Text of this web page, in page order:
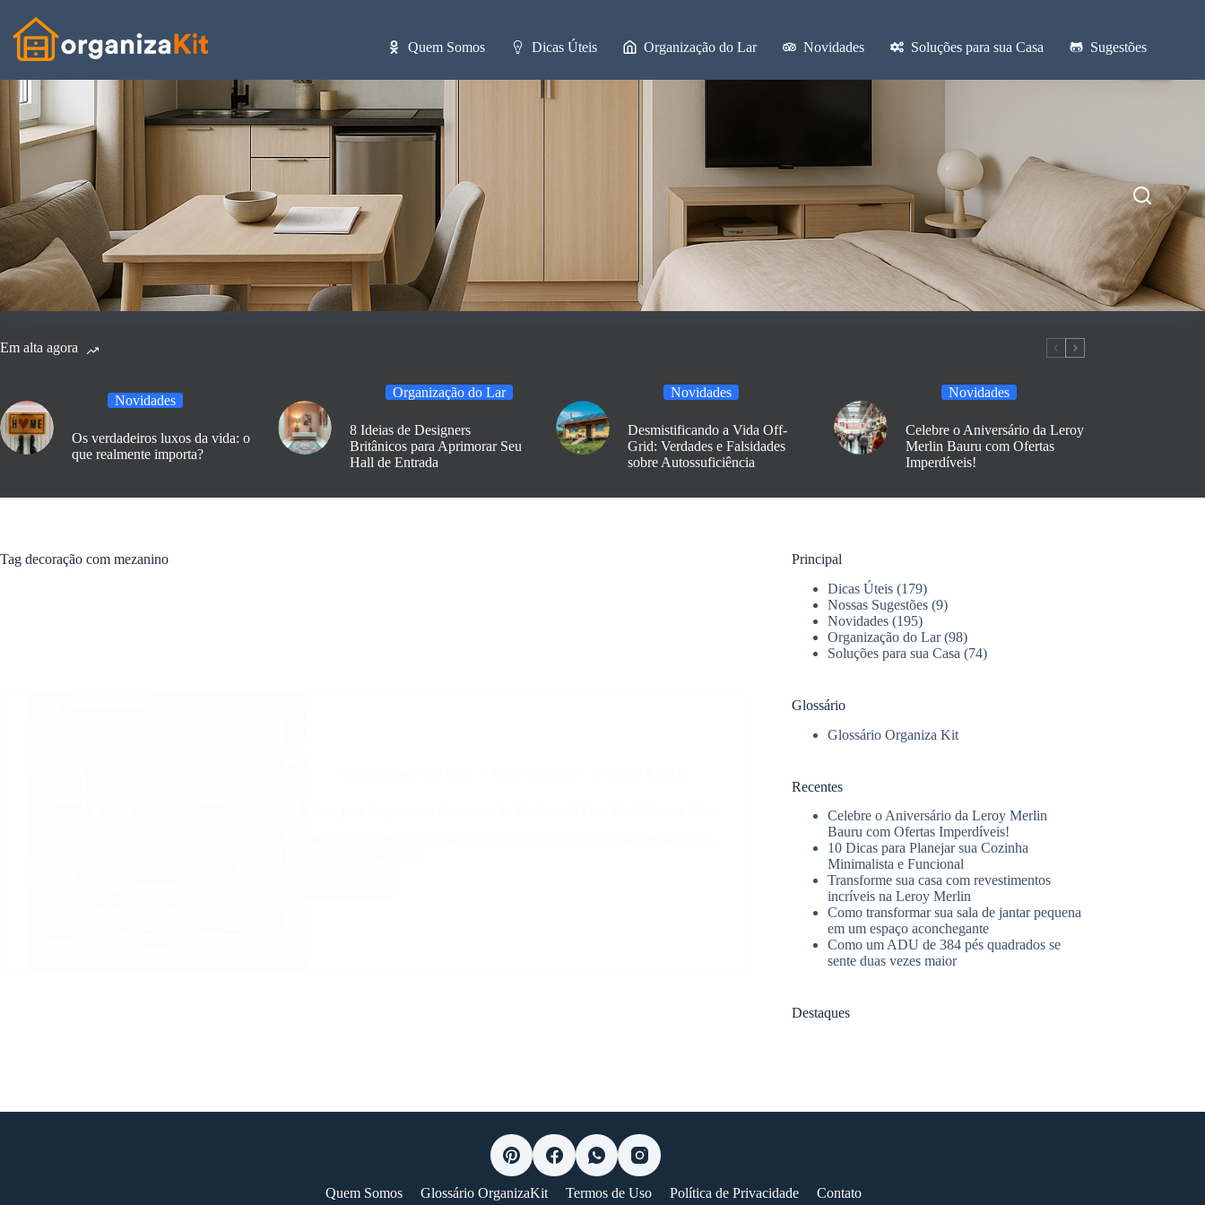
conteúdo
Quem Somos Dicas Úteis Organização do Lar Novidades Soluções para sua Casa Sugestões
Em alta agora
Novidades
Os verdadeiros luxos da vida: o
que realmente importa?
Organização do Lar
8 Ideias de Designers
Britânicos para Aprimorar Seu
Hall de Entrada
Novidades
Desmistificando a Vida Off-
Grid: Verdades e Falsidades
sobre Autossuficiência
Novidades
Celebre o Aniversário da Leroy
Merlin Bauru com Ofertas
Imperdíveis!
Tag decoração com mezanino
Principal
Dicas Úteis (179)
Nossas Sugestões (9)
Novidades (195)
Organização do Lar(98)
Soluções para sua Casa (74)
Glossário
Glossário Organiza Kit
Recentes
Celebre o Aniversário da Leroy Merlin
Bauru com Ofertas Imperdíveis!
10 Dicas para Planejar sua Cozinha
Minimalista e Funcional
Transforme sua casa com revestimentos
incríveis na Leroy Merlin
Como transformar sua sala de jantar pequena
em um espaço aconchegante
Como um ADU de 384 pés quadrados se
sente duas vezes maior
Destaques
Quem Somos Glossário OrganizaKit Termos de Uso Política de Privacidade Contato